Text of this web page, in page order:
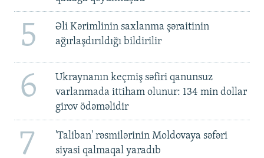
5
Əli Kərimlinin saxlanma şəraitinin
ağırlaşdırıldığı bildirilir
6
Ukraynanın keçmiş səfiri qanunsuz
varlanmada ittiham olunur: 134 min dollar
girov ödəməlidir
7
'Taliban' rəsmilərinin Moldovaya səfəri
siyasi qalmaqal yaradıb